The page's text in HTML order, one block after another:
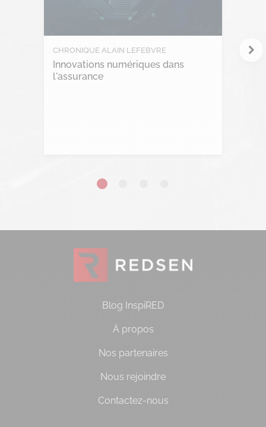
Project management
RGPD
Transformation Digitale
CHRONIQUE ALAIN LEFEBVRE
Innovations numériques dans
l'assurance
Blog InspiRED
À propos
Nos partenaires
Nous rejoindre
Contactez-nous